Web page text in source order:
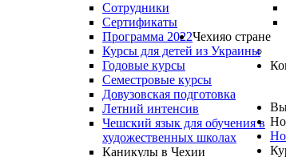
Сотрудники
Сертификаты
Программа 2022
Курсы для детей из Украины
Годовые курсы
Семестровые курсы
Довузовская подготовка
Летний интенсив
Чешский язык для обучения в
художественных школах
Каникулы в Чехии
Чехияо стране
Вы